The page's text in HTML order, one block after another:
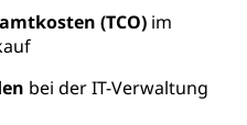
(TCO) im
bei der IT-Verwaltung